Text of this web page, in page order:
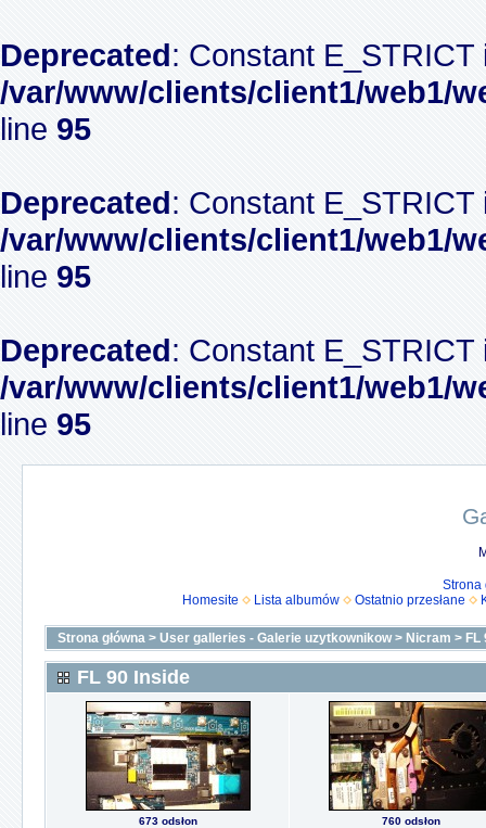
Deprecated: Constant
/var/www/clients/client1/web1/
line 95
Deprecated: Constant
/var/www/clients/client1/web1/
line 95
Deprecated: Constant
/var/www/clients/client1/web1/
line 95
Strona
Homesite
Lista albumów Ostatnio przesłane
Strona główna > User galleries - Galerie uzytkownikow> Nicram > FL
FL 90 Inside
673 odsłon 760 odsłon